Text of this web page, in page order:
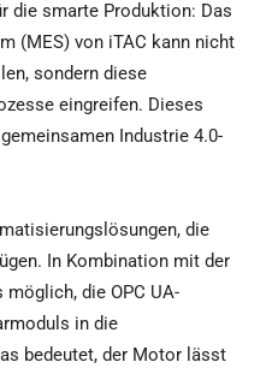
die smarte Produktion: Das
(MES) von iTAC kann nicht
sondern diese
eingreifen. Dieses
Industrie 4.0-
die
In Kombination mit der
möglich, die OPC UA-
in die
bedeutet, der Motor lässt